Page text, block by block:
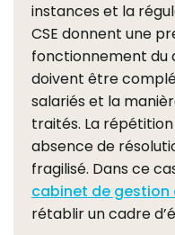
instances et la
CSE donnent une
fonctionnement du
doivent être
salariés et la
traités. La
absence de
fragilisé. Dans ce
cabinet de gestion
rétablir un cadre